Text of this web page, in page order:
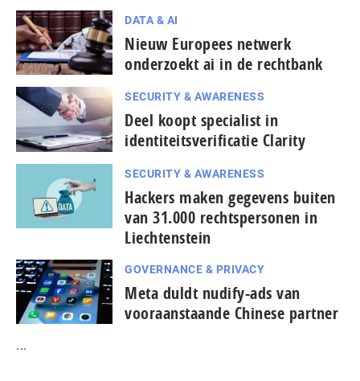
DATA & AI
Nieuw Europees netwerk
onderzoekt ai in de rechtbank
SECURITY & AWARENESS
Deel koopt specialist in
identiteitsverificatie Clarity
SECURITY & AWARENESS
Hackers maken gegevens buiten
van 31.000 rechtspersonen in
Liechtenstein
GOVERNANCE & PRIVACY
Meta duldt nudify-ads van
vooraanstaande Chinese partner
...